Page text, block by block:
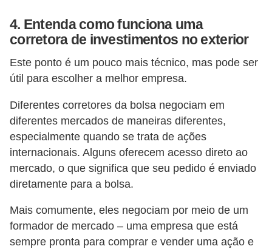
4. Entenda como funciona uma
corretora de investimentos no exterior
Este ponto é um pouco mais técnico, mas pode ser
útil para escolher a melhor empresa.
Diferentes corretores da bolsa negociam em
diferentes mercados de maneiras diferentes,
especialmente quando se trata de ações
internacionais. Alguns oferecem acesso direto ao
mercado, o que significa que seu pedido é enviado
diretamente para a bolsa.
Mais comumente, eles negociam por meio de um
formador de mercado – uma empresa que está
sempre pronta para comprar e vender uma ação e
o
I
m
o
s
t
o
d
e
r
e